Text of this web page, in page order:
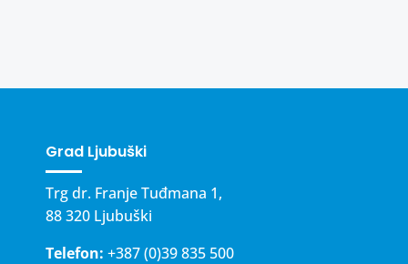
Grad Ljubuški
Trg dr. Franje Tuđmana 1,
88 320 Ljubuški
Telefon: +387 (0)39 835 500